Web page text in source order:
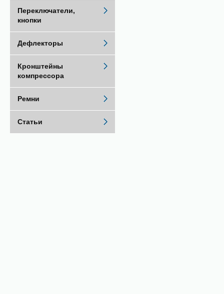
Переключатели,
кнопки
Дефлекторы
Кронштейны
компрессора
Ремни
Статьи